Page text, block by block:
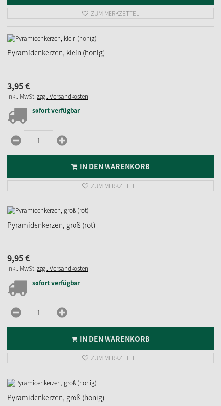
ZUM MERKZETTEL
Pyramidenkerzen, klein (honig)
3,95€
inkl. MwSt. zzgl. Versandkosten
sofort verfügbar
IN DEN WARENKORB
ZUM MERKZETTEL
Pyramidenkerzen, groß (rot)
9,95€
inkl. MwSt. zzgl. Versandkosten
sofort verfügbar
IN DEN WARENKORB
ZUM MERKZETTEL
Pyramidenkerzen, groß (honig)